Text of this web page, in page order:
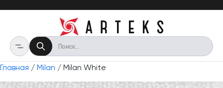
Главная / Milan / Milan White